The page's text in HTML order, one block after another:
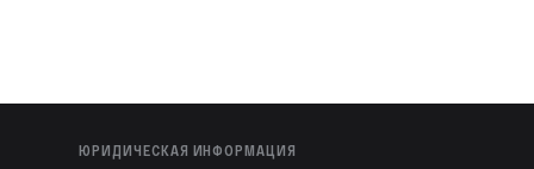
ЮРИДИЧЕСКАЯ ИНФОРМАЦИЯ